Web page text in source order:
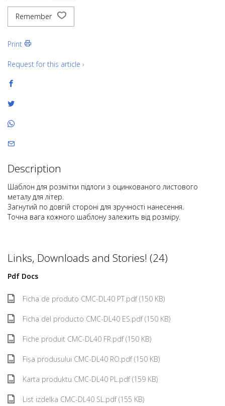
Remember
Print
Request for this article ›
Description
Шаблон для розмітки підлоги з оцинкованого листового
металу для літер.
Загнутий по довгій стороні для зручності нанесення.
Точна вага кожного шаблону залежить від розміру.
Links, Downloads and Stories! (24)
Pdf Docs
Ficha de produto CMC-DL40 PT.pdf (150 KB)
Ficha del producto CMC-DL40 ES.pdf (150 KB)
Fiche produit CMC-DL40 FR.pdf (150 KB)
Fișa produsului CMC-DL40 RO.pdf (150 KB)
Karta produktu CMC-DL40 PL.pdf (159 KB)
List izdelka CMC-DL40 SL.pdf (155 KB)